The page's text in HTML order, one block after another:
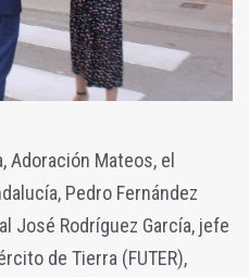
Adoración Mateos, el
Pedro Fernández
José Rodríguez García, jefe
de Tierra (FUTER),